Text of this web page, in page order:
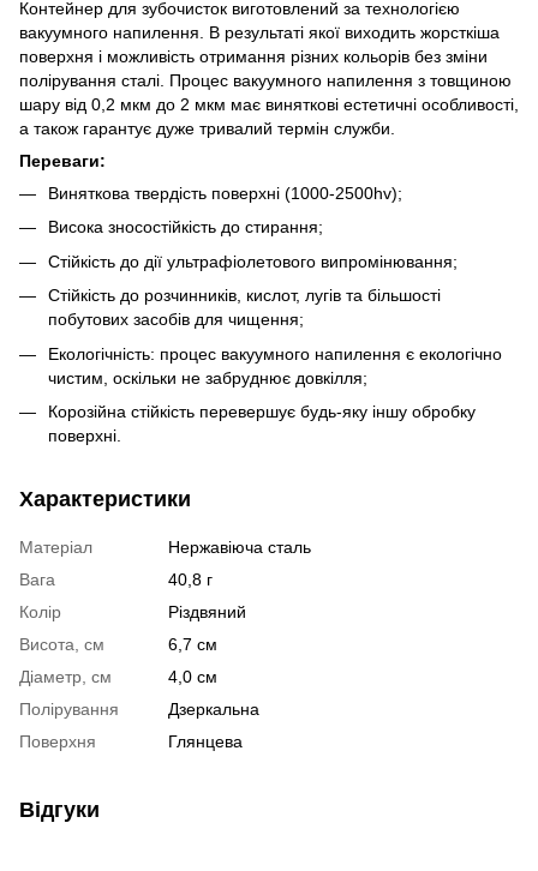
Контейнер для зубочисток виготовлений за технологією
вакуумного напилення. В результаті якої виходить жорсткіша
поверхня і можливість отримання різних кольорів без зміни
полірування сталі. Процес вакуумного напилення з товщиною
шару від 0,2 мкм до 2 мкм має виняткові естетичні особливості,
а також гарантує дуже тривалий термін служби.
Переваги:
Виняткова твердість поверхні (1000-2500hv);
Висока зносостійкість до стирання;
Стійкість до дії ультрафіолетового випромінювання;
Стійкість до розчинників, кислот, лугів та більшості
побутових засобів для чищення;
Екологічність: процес вакуумного напилення є екологічно
чистим, оскільки не забруднює довкілля;
Корозійна стійкість перевершує будь-яку іншу обробку
поверхні.
Характеристики
Матеріал
Нержавіюча сталь
Вага
40,8 г
Колір
Різдвяний
Висота, см
6,7 см
Діаметр, см
4,0 см
Полірування
Дзеркальна
Поверхня
Глянцева
Відгуки